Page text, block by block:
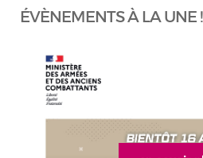
ÉVÈNEMENTS À LA UNE !